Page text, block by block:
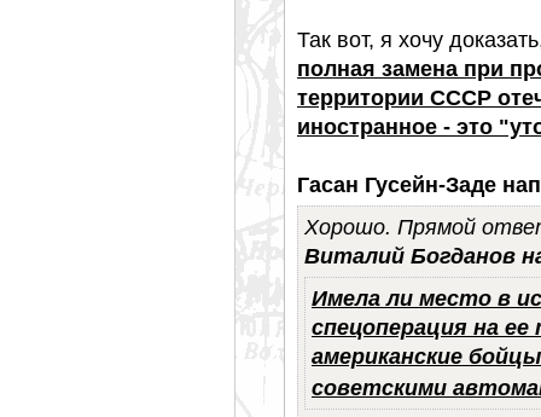
Так вот, я хочу
полная замена при
территории СССР
иностранное - это
Гасан Гусейн-Заде
Хорошо. Прямой
Виталий Богданов
Имела ли место в
спецоперация на
американские
советскими